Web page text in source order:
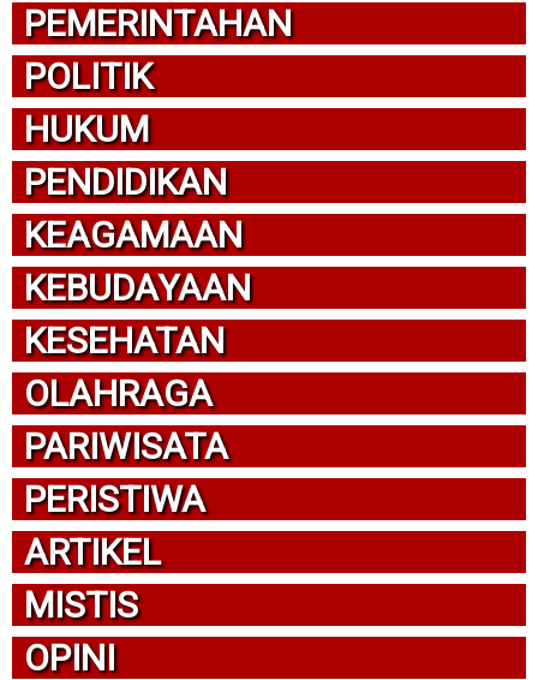
PEMERINTAHAN
POLITIK
HUKUM
PENDIDIKAN
KEAGAMAAN
KEBUDAYAAN
KESEHATAN
OLAHRAGA
PARIWISATA
PERISTIWA
ARTIKEL
MISTIS
OPINI